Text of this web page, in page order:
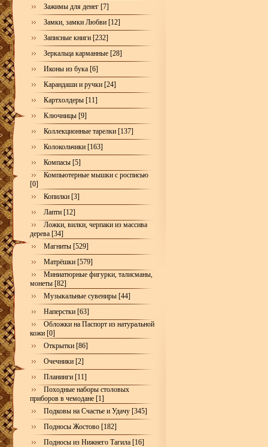
Зажимы для денег [7]
Замки, замки Любви [12]
Записные книги [232]
Зеркальца карманные [28]
Иконы из бука [6]
Карандаши и ручки [24]
Картхолдеры [11]
Ключницы [9]
Коллекционные тарелки [137]
Колокольчики [163]
Компасы [5]
Компьютерные мышки с росписью
[0]
Копилки [3]
Лапти [12]
Ложки, вилки, черпаки из массива
дерева [34]
Магниты [529]
Матрёшки [579]
Миниатюрные фигурки, талисманы,
монеты [82]
Музыкальные сувениры [44]
Наперстки [63]
Обложки на Паспорт из натуральной
кожи [0]
Открытки [86]
Очечники [2]
Планинги [11]
Походные наборы столовых
приборов в чемодане [1]
Подковы на Счастье и Удачу [345]
Подносы Жостово [182]
Подносы из Нижнего Тагила [16]